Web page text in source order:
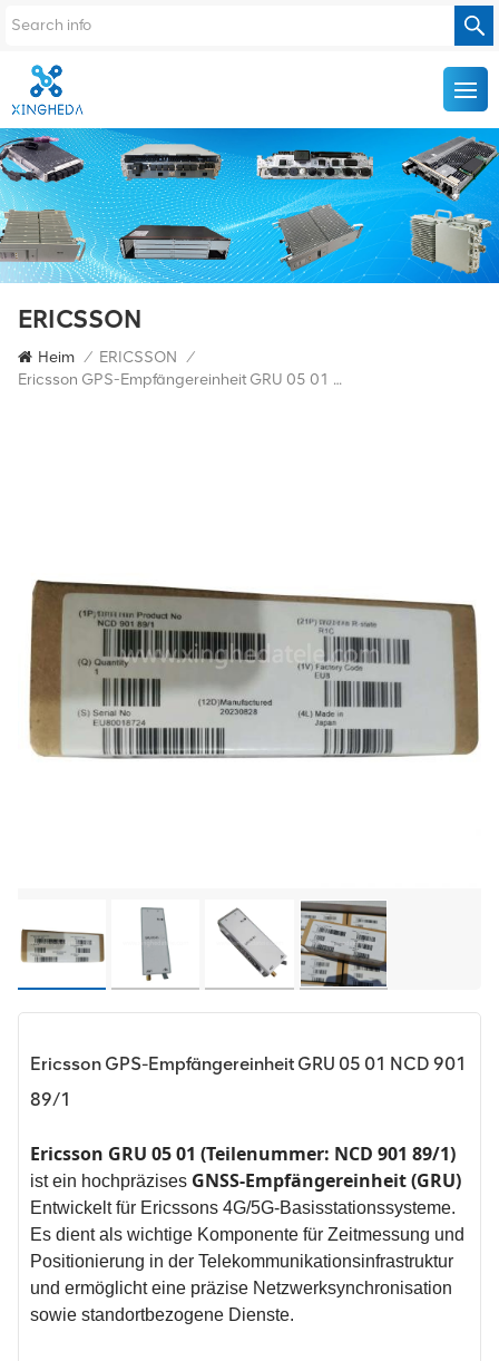
ERICSSON
Heim / ERICSSON /
Ericsson GPS-Empfängereinheit GRU 05 01 NCD 901 89/1
Ericsson GPS-Empfängereinheit GRU 05 01 NCD 901
89/1
Ericsson GRU 05 01 (Teilenummer: NCD 901 89/1)
ist ein hochpräzises GNSS-Empfängereinheit (GRU)
Entwickelt für Ericssons 4G/5G-Basisstationssysteme.
Es dient als wichtige Komponente für Zeitmessung und
Positionierung in der Telekommunikationsinfrastruktur
und ermöglicht eine präzise Netzwerksynchronisation
sowie standortbezogene Dienste.